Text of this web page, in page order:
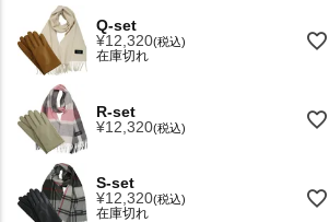
Q-set
¥12,320 税込
在庫切れ
R-set
¥12,320 税込
S-set
¥12,320 税込
在庫切れ